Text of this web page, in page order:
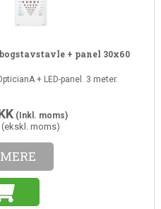
+ panel 30x60
+ LED-panel. 3 meter.
(Inkl. moms)
(ekskl. moms)